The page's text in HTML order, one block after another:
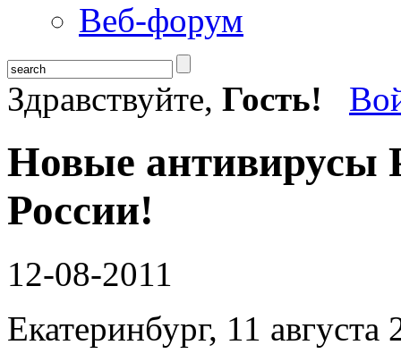
Веб-форум
Здравствуйте, Гость!
Новые антивирусы
России!
12-08-2011
Екатеринбург, 11 августа